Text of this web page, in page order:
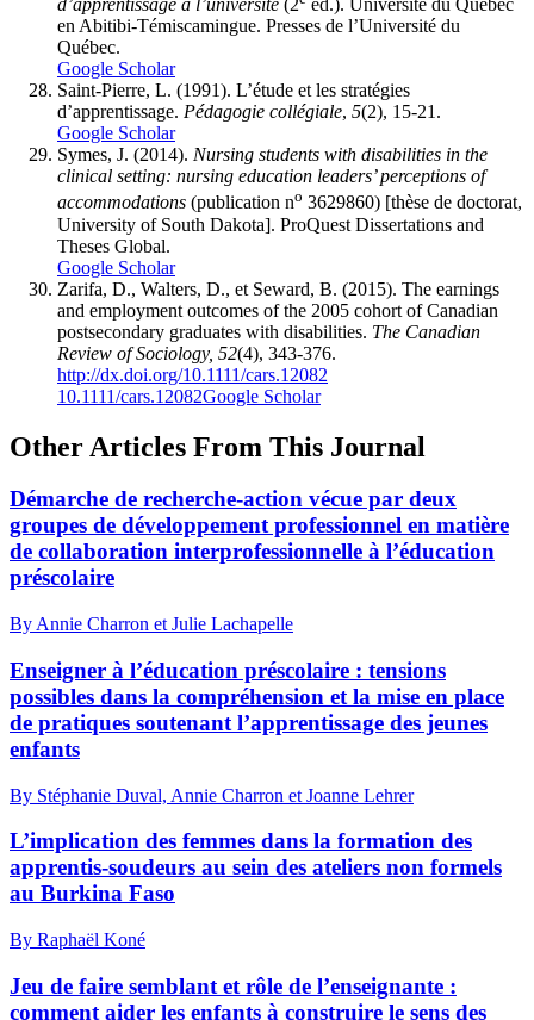
d’apprentissage à l’université(2
éd.). Université du Québec
en Abitibi-Témiscamingue. Presses de l’Université du
Québec.
Google Scholar
Saint-Pierre, L. (1991). L’étude et les stratégies
d’apprentissage. Pédagogie collégiale, 5(2), 15-21.
Google Scholar
Symes, J. (2014). Nursing students with disabilities in the
clinical setting: nursing education leaders’ perceptions of
accommodations (publication no 3629860) [thèse de doctorat,
University of South Dakota]. ProQuest Dissertations and
Theses Global.
Google Scholar
Zarifa, D., Walters, D., et Seward, B. (2015). The earnings
and employment outcomes of the 2005 cohort of Canadian
postsecondary graduates with disabilities. The Canadian
Review of Sociology, 52(4), 343-376.
http://dx.doi.org/10.1111/cars.12082
10.1111/cars.12082Google Scholar
Other Articles From This Journal
Démarche de recherche-action vécue par deux
groupes de développement professionnel en matière
de collaboration interprofessionnelle à l’éducation
préscolaire
By Annie Charron et Julie Lachapelle
Enseigner à l’éducation préscolaire : tensions
possibles dans la compréhension et la mise en place
de pratiques soutenant l’apprentissage des jeunes
enfants
By Stéphanie Duval, Annie Charron et Joanne Lehrer
L’implication des femmes dans la formation des
apprentis-soudeurs au sein des ateliers non formels
au Burkina Faso
By Raphaël Koné
Jeu de faire semblant et rôle de l’enseignante :
comment aider les enfants à construire le sens des